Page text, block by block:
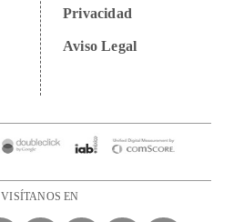
Privacidad
Aviso Legal
VISÍTANOS EN